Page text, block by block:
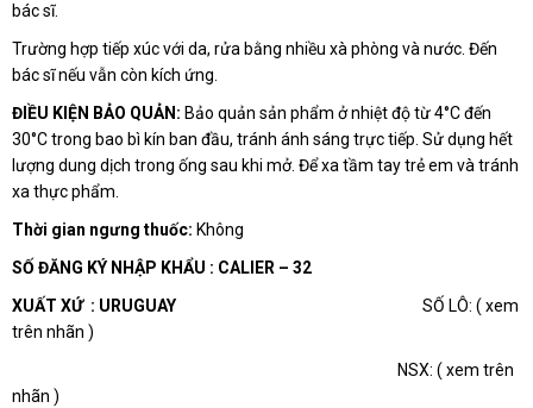
bác sĩ.
Trường hợp tiếp xúc với da, rửa bằng nhiều xà phòng và nước. Đến
bác sĩ nếu vẫn còn kích ứng.
ĐIỀU KIỆN BẢO QUẢN: Bảo quản sản phẩm ở nhiệt độ từ 4°C đến
30°C trong bao bì kín ban đầu, tránh ánh sáng trực tiếp. Sử dụng hết
lượng dung dịch trong ống sau khi mở. Để xa tầm tay trẻ em và tránh
xa thực phẩm.
Thời gian ngưng thuốc: Không
SỐ ĐĂNG KÝ NHẬP KHẨU : CALIER – 32
XUẤT XỨ : URUGUAY SỐ LÔ: ( xem
trên nhãn )
NSX: ( xem trên
nhãn )